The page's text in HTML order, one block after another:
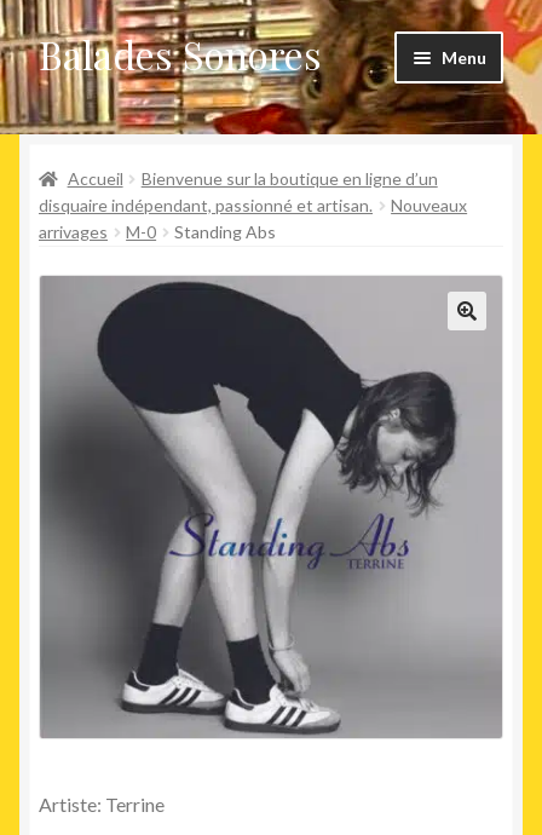
Aller
à
la
navigation
Aller
au
contenu
Balades Sonores Menu
Boutique
Nouveaux arrivages
le
Précommandes
Accueil
Bienvenue sur la boutique en ligne d’un
disquaire indépendant, passionné et artisan.
Nouveaux
arrivages
M-0 Standing Abs
Artiste: Terrine